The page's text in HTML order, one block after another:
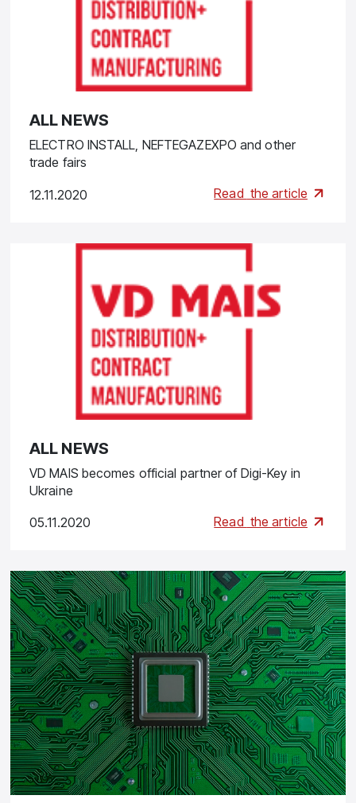
ALL NEWS
ELECTRO INSTALL, NEFTEGAZEXPO and other
trade fairs
12.11.2020 Read the article
ALL NEWS
VD MAIS becomes official partner of Digi-Key in
Ukraine
05.11.2020 Read the article